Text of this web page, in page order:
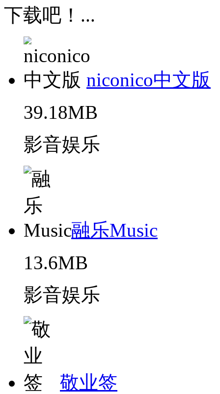
下载吧！...
niconico中文版
39.18MB
影音娱乐
融乐Music
13.6MB
影音娱乐
敬业签